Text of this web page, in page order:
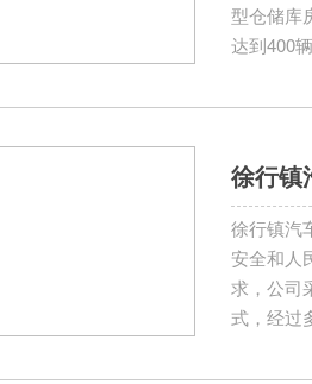
型仓储库
达到400
徐行镇
徐行镇汽
安全和人
求，公
式，经过
汽车报废